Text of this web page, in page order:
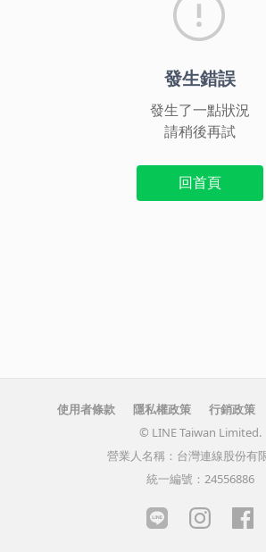
發生錯誤
發生了一點狀況
請稍後再試
回首頁
使用者條款 隱私權政策 行銷政策
© LINE Taiwan Limited.
營業人名稱：台灣連線股份有
統一編號：24556886